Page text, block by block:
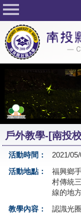
回首頁
關於社大
公佈欄
行事曆
最新活動
活動花絮
課程一覽表
志工與社團
社大學習Q&A
戶外教學-[南投
活動時間：
2021/
活動地點：
福興鄉
村傳統
線的地方
教學內容：
認識光